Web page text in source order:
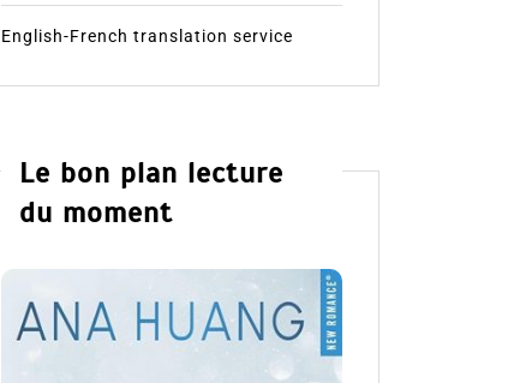
English-French translation service
Le bon plan lecture
du moment